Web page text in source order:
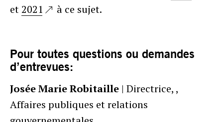
et 2021 à ce sujet.
Pour toutes questions ou demandes
d’entrevues:
Josée Marie Robitaille | Directrice, ,
Affaires publiques et relations